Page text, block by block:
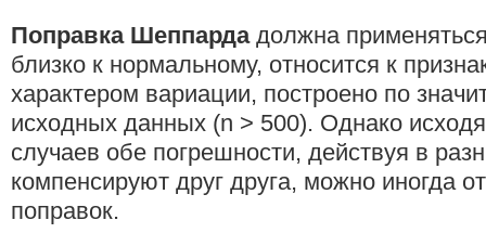
Поправка Шеппардадолжна
близко к нормальному, относится к
характером вариации, построено по
исходных данных (n > 500). Однако исходя
случаев обе погрешности, действуя в
компенсируют друг друга, можно иногда
поправок.